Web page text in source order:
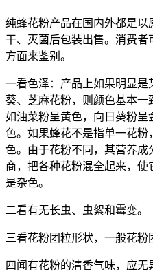
纯蜂花粉产品在国内外都是
干、灭菌后包装出售。消费
方面来鉴别。
一看色泽：产品上如果明显是
葵、芝麻花粉，则颜色基本一
如油菜粉呈黄色，向日葵粉呈
色。如果蜂花不是指单一花
色。由于花粉不同，其营养
商，把各种花粉混全起来，
是杂色。
二看有无长虫、虫絮和霉变。
三看花粉团粒形状，一般花粉
四闻有花粉的清香气味，应无